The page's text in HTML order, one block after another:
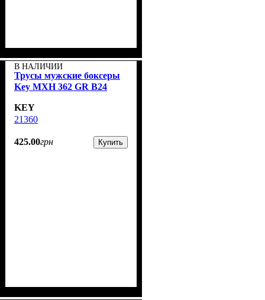
В НАЛИЧИИ
Трусы мужские боксеры
Key MXH 362 GR B24
KEY
21360
425.00грн Купить